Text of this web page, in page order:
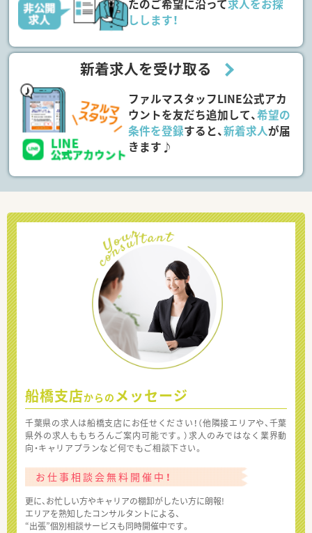
たのご希望に沿って求人をお探
しします！
新着求人を受け取る
ファルマスタッフLINE公式アカ
ウントを友だち追加して、希望の
条件を登録すると、新着求人が届
きます♪
船橋支店からの メッセージ
千葉県の求人は船橋支店にお任せください！（他隣接エリアや、千葉
県外の求人ももちろんご案内可能です。）求人のみではなく業界動
向・キャリアプランなど何でもご相談下さい。
お仕事相談会無料開催中！
更に、お忙しい方やキャリアの棚卸がしたい方に朗報!
エリアを熟知したコンサルタントによる、
“出張”個別相談サービスも同時開催中です。